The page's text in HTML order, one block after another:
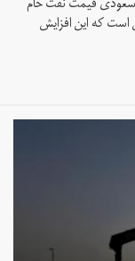
سعودی قیمت نفت خام
که این افزایش